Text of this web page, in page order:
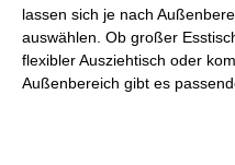
lassen sich je nach
auswählen. Ob großer
flexibler Ausziehtisch oder
Außenbereich gibt es